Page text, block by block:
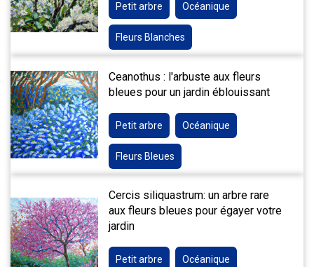
Petit arbre Océanique
Fleurs Blanches
Ceanothus : l'arbuste aux fleurs
bleues pour un jardin éblouissant
Petit arbre Océanique
Fleurs Bleues
Cercis siliquastrum: un arbre rare
aux fleurs bleues pour égayer votre
jardin
Petit arbre Océanique